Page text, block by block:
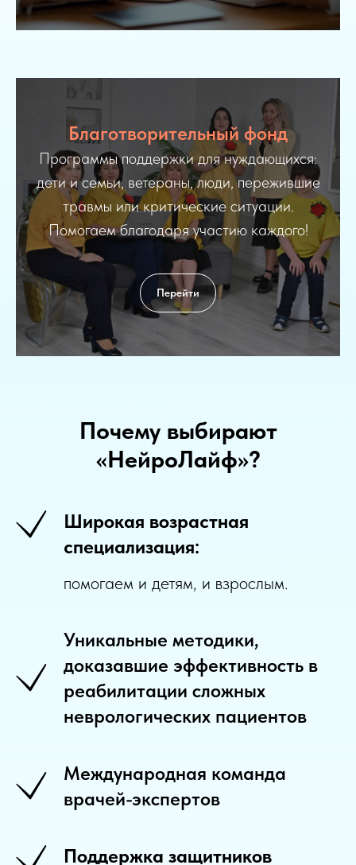
Благотворительный фонд
Программы поддержки для нуждающихся:
дети и семьи, ветераны, люди, пережившие
травмы или критические ситуации.
Помогаем благодаря участию каждого!
Перейти
Почему выбирают
«НейроЛайф»?
Широкая возрастная
специализация:
помогаем и детям, и взрослым.
Уникальные методики,
доказавшие эффективность в
реабилитации сложных
неврологических пациентов
Международная команда
врачей-экспертов
Поддержка защитников